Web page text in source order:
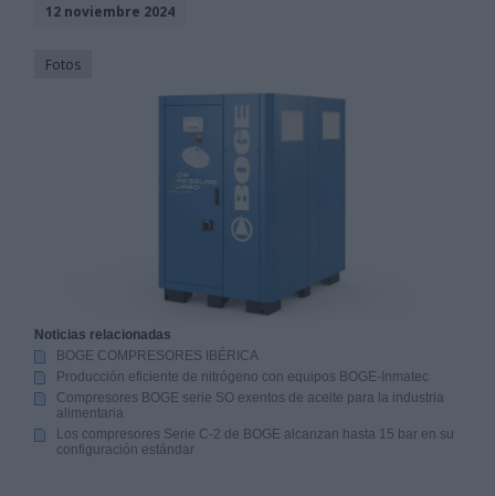
12 noviembre 2024
Fotos
Noticias relacionadas
BOGE COMPRESORES IBÉRICA
Producción eficiente de nitrógeno con equipos BOGE-Inmatec
Compresores BOGE serie SO exentos de aceite para la industria
alimentaria
Los compresores Serie C-2 de BOGE alcanzan hasta 15 bar en su
configuración estándar